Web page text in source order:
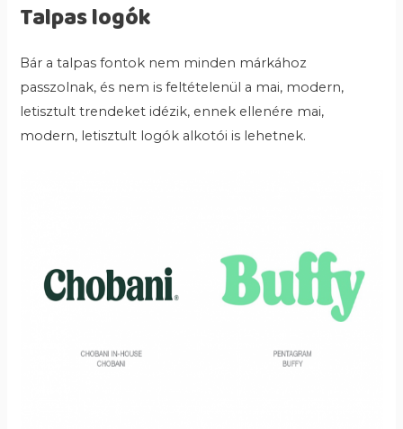
Talpas logók
Bár a talpas fontok nem minden márkához
passzolnak, és nem is feltételenül a mai, modern,
letisztult trendeket idézik, ennek ellenére mai,
modern, letisztult logók alkotói is lehetnek.